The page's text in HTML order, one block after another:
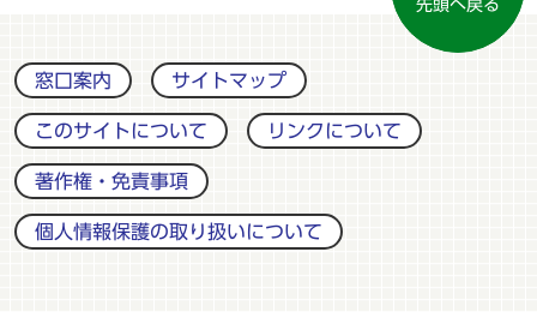
先頭へ戻る
窓口案内 サイトマップ
このサイトについて リンクについて
著作権・免責事項
個人情報保護の取り扱いについて